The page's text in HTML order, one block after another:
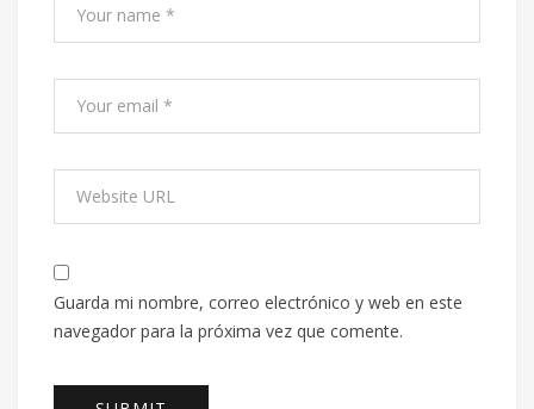
Guarda mi nombre, correo electrónico y web en este
navegador para la próxima vez que comente.